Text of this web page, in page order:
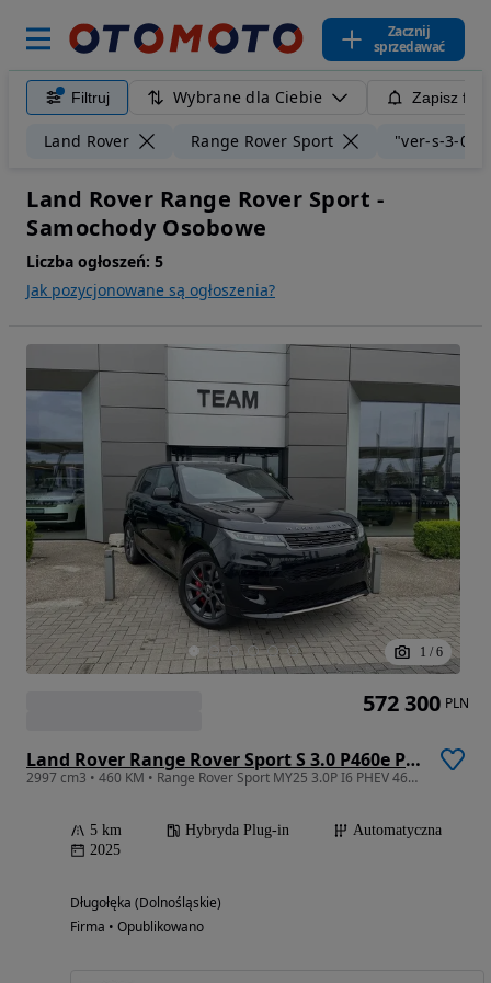
Zacznij
sprzedawać
Filtruj Wybrane dla Ciebie Zapisz
Land Rover Range Rover Sport "ver-s-3-0-
Land Rover Range Rover Sport -
Samochody Osobowe
Liczba ogłoszeń: 5
Jak pozycjonowane są ogłoszenia?
1 / 6
Land Rover Range Rover Sport S 3.0 P460e PHEV Dynamic SE
2997 cm3 • 460 KM • Range Rover Sport MY25 3.0P I6 PHEV 460 PS AWD Auto Dynamic SE
5 km Hybryda Plug-in
Automatyczna
2025
Długołęka (Dolnośląskie)
Firma • Opublikowano
572 300 PLN